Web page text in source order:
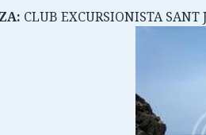
CLUB EXCURSIONISTA SANT